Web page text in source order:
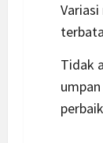
Tidak